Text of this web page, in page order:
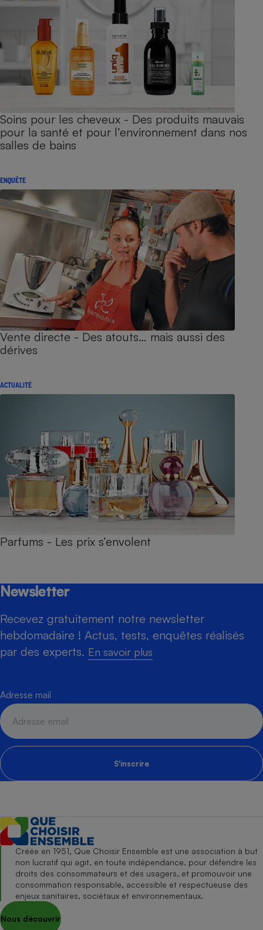
Soins pour les cheveux - Des produits mauvais
pour la santé et pour l’environnement dans nos
salles de bains
ENQUÊTE
Vente directe - Des atouts… mais aussi des
dérives
ACTUALITÉ
Parfums - Les prix s’envolent
Newsletter
Recevez gratuitement notre newsletter
hebdomadaire ! Actus, tests, enquêtes réalisés
par des experts. En savoir plus
Adresse mail
S'inscrire
Créée en 1951, Que Choisir Ensemble est une association à but
non lucratif qui agit, en toute indépendance, pour défendre les
droits des consommateurs et des usagers, et promouvoir une
consommation responsable, accessible et respectueuse des
enjeux sanitaires, sociétaux et environnementaux.
Nous découvrir